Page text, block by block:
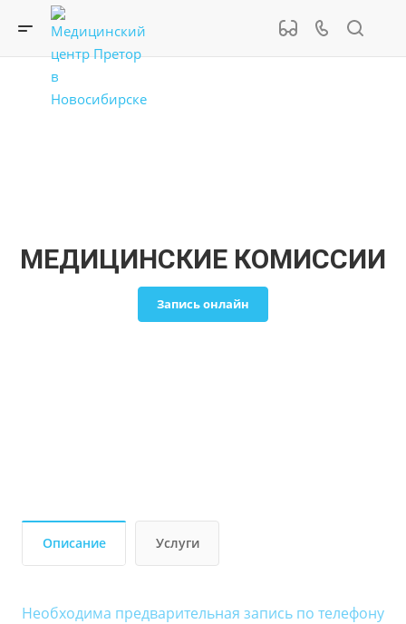
МЕДИЦИНСКИЕ КОМИССИИ
Запись онлайн
Описание Услуги
Необходима предварительная запись по телефону